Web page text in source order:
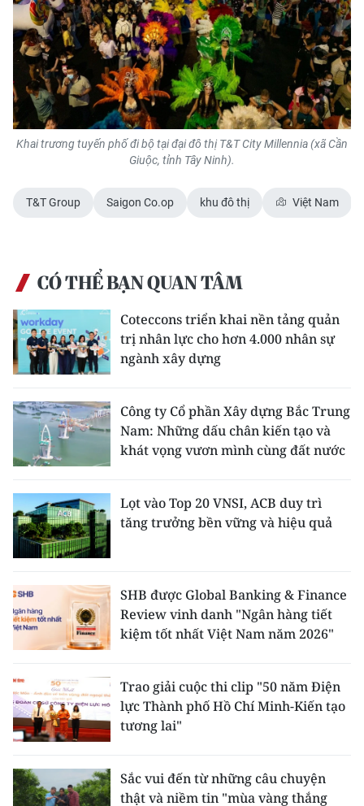
Khai trương tuyến phố đi bộ tại đại đô thị T&T City Millennia (xã Cần
Giuộc, tỉnh Tây Ninh).
T&T Group Saigon Co.op khu đô thị Việt Nam
CÓ THỂ BẠN QUAN TÂM
Coteccons triển khai nền tảng quản
trị nhân lực cho hơn 4.000 nhân sự
ngành xây dựng
Công ty Cổ phần Xây dựng Bắc Trung
Nam: Những dấu chân kiến tạo và
khát vọng vươn mình cùng đất nước
Lọt vào Top 20 VNSI, ACB duy trì
tăng trưởng bền vững và hiệu quả
SHB được Global Banking & Finance
Review vinh danh "Ngân hàng tiết
kiệm tốt nhất Việt Nam năm 2026"
Trao giải cuộc thi clip "50 năm Điện
lực Thành phố Hồ Chí Minh-Kiến tạo
tương lai"
Sắc vui đến từ những câu chuyện
thật và niềm tin "mùa vàng thắng